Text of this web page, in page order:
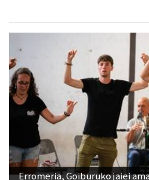
Erromeria, Goiburuko jaiei